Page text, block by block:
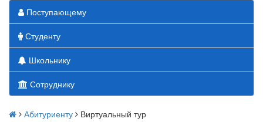
Поступающему
Студенту
Школьнику
Сотруднику
Абитуриенту Виртуальный тур